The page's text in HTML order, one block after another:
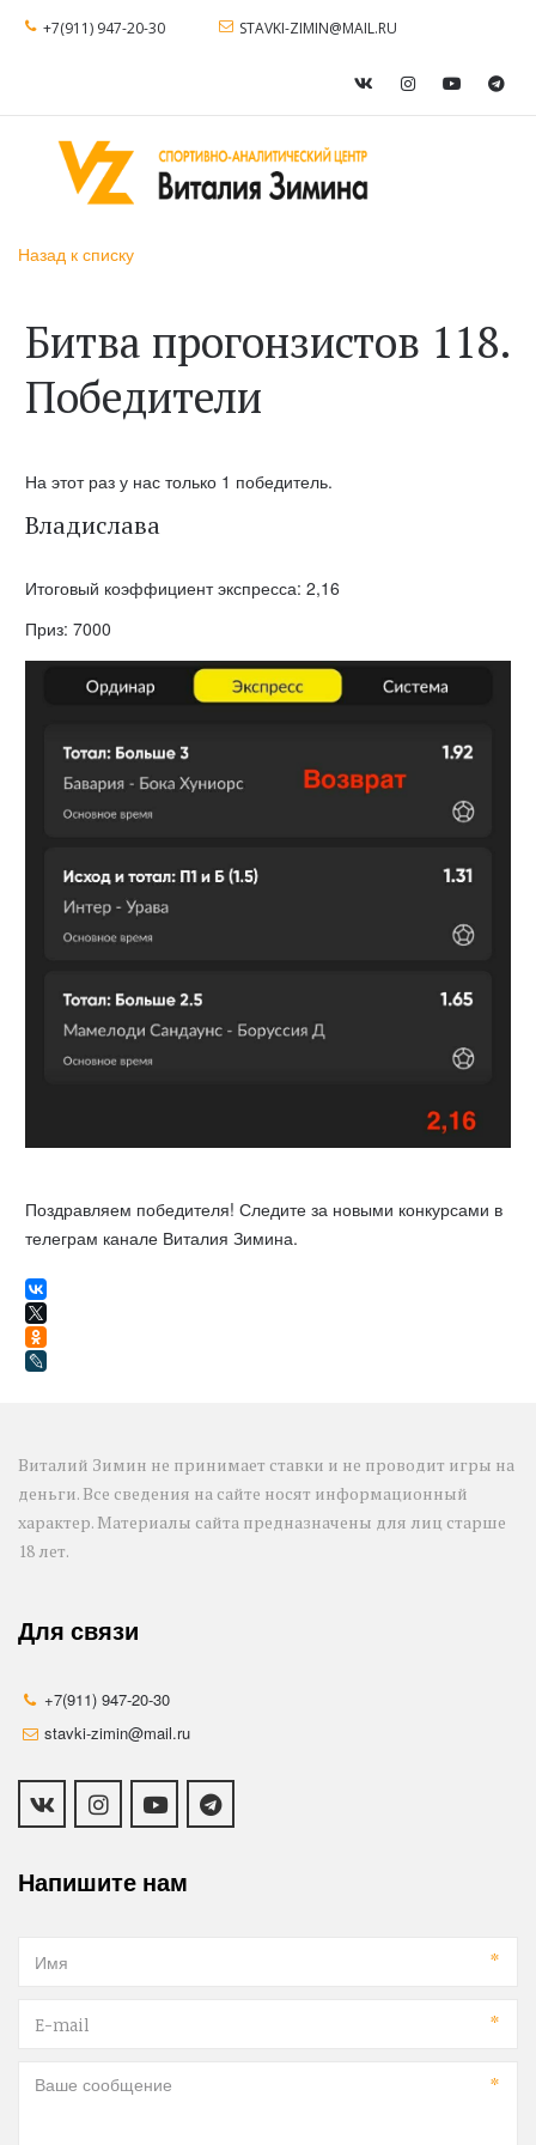
+7(911) 947-20-30 STAVKI-ZIMIN@MAIL.RU
Назад к списку
Битва прогонзистов 118.
Победители
На этот раз у нас только 1 победитель.
Владислава
Итоговый коэффициент экспресса: 2,16
Приз: 7000
Поздравляем победителя! Следите за новыми конкурсами в
телеграм канале Виталия Зимина.
Виталий Зимин не принимает ставки и не проводит игры на
деньги. Все сведения на сайте носят информационный
характер. Материалы сайта предназначены для лиц старше
18 лет.
Для связи
+7(911) 947-20-30
stavki-zimin@mail.ru
Напишите нам
*
*
*